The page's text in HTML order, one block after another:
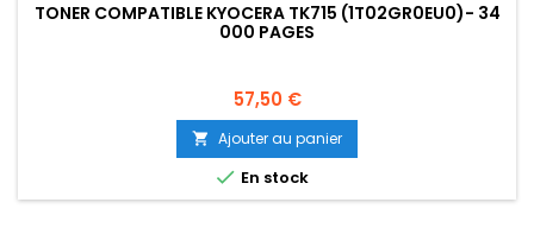
TONER COMPATIBLE KYOCERA TK715 (1T02GR0EU0)- 34
000 PAGES
Prix
57,50 €
 Ajouter au panier
 En stock